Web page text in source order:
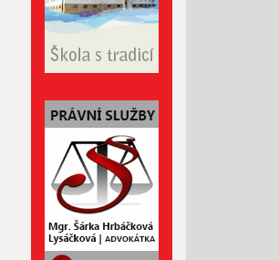
Červenec 2025
Červen 2025
Květen 2025
Duben 2025
Březen 2025
Únor 2025
Leden 2025
Prosinec 2024
Listopad 2024